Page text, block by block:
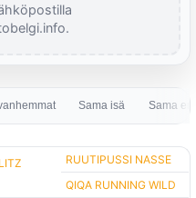
Sama isä Sama
RUUTIPUSSI NASSE
QIQA RUNNING WILD